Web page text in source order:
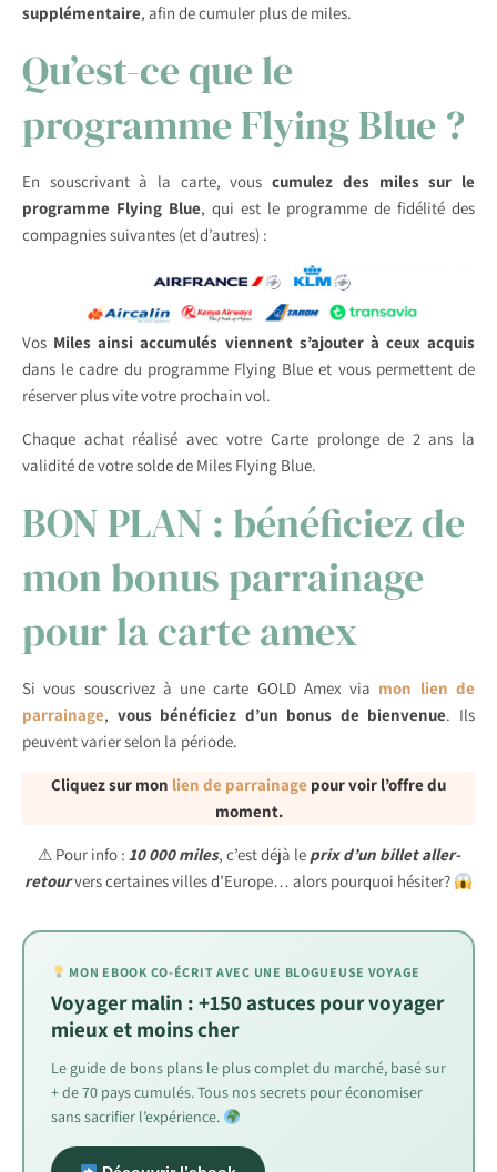
supplémentaire, afin de cumuler plus de miles.
Qu’est-ce que le
programme Flying Blue ?
En souscrivant à la carte, vouscumulez des miles sur le
programme Flying Blue, qui est le programme de fidélité des
compagnies suivantes (et d’autres) :
Vos Miles ainsi accumulés viennent s’ajouter à ceux acquis
dans le cadre du programme Flying Blue et vous permettent de
réserver plus vite votre prochain vol.
Chaque achat réalisé avec votre Carte prolonge de 2 ans la
validité de votre solde de Miles Flying Blue.
BON PLAN : bénéficiez de
mon bonus parrainage
pour la carte amex
Si vous souscrivez à une carte GOLD Amex via mon lien de
parrainage, vous bénéficiez d’un bonus de bienvenue. Ils
peuvent varier selon la période.
Cliquez sur mon lien de parrainage pour voir l’offre du
moment.
⚠ Pour info : 10 000 miles, c’est déjà le prix d’un billet aller-
retourvers certaines villes d’Europe… alors pourquoi hésiter?
MON EBOOK CO-ÉCRIT AVEC UNE BLOGUEUSE VOYAGE
Voyager malin : +150 astuces pour voyager
mieux et moins cher
Le guide de bons plans le plus complet du marché, basé sur
+ de 70 pays cumulés. Tous nos secrets pour économiser
sans sacrifier l’expérience.